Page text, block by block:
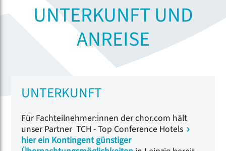
UNTERKUNFT UND
ANREISE
UNTERKUNFT
Für Fachteilnehmer:innen der chor.com hält
unser Partner TCH - Top Conference Hotels
hier ein Kontingent günstiger